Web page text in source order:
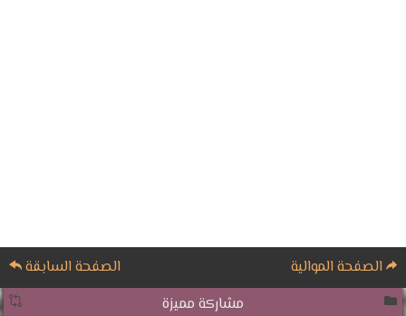
الصفحة الموالية
الصفحة السابقة
مشاركة مميزة